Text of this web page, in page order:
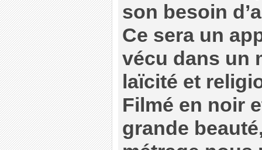
son besoin
Ce sera un
vécu dans un
laïcité et
Filmé en noir
grande